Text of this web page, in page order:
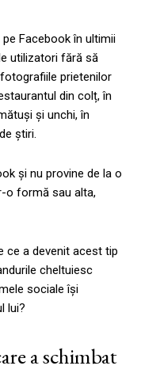
Facebook în ultimii
utilizatori fără să
prietenilor
din colț, în
și unchi, în
știri.
și nu provine de la o
o formă sau alta,
ce a devenit acest tip
cheltuiesc
sociale își
lui?
a schimbat